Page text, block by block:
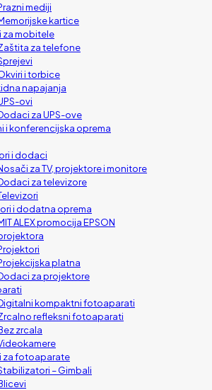
mediji
kartice
za mobitele
za telefone
i torbice
napajanja
ovi
za UPS-ove
i konferencijska oprema
i dodaci
za TV, projektore i monitore
za televizore
i dodatna oprema
ALEX promocija EPSON
platna
za projektore
kompaktni fotoaparati
refleksni fotoaparati
zrcala
za fotoaparate
– Gimbali